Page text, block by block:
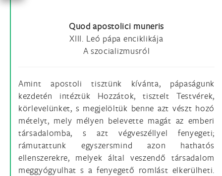
Quod apostolici muneris
XIII. Leó pápa enciklikája
A szocializmusról
Amint apostoli tisztünk kívánta, pápaságunk
kezdetén intéztük Hozzátok, tisztelt Testvérek,
körlevelünket, s megjelöltük benne azt vészt hozó
mételyt, mely mélyen belevette magát az emberi
társadalomba, s azt végveszéllyel fenyegeti;
rámutattunk egyszersmind azon hathatós
ellenszerekre, melyek által veszendő társadalom
meggyógyulhat s a fenyegető romlást elkerülheti.